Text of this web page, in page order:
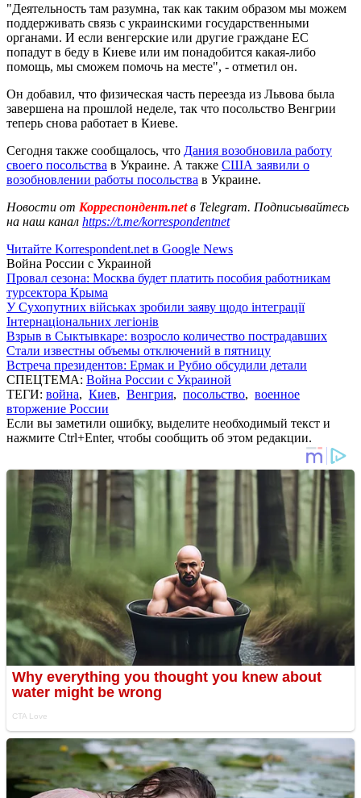
"Деятельность там разумна, так как таким образом мы можем
поддерживать связь с украинскими государственными
органами. И если венгерские или другие граждане ЕС
попадут в беду в Киеве или им понадобится какая-либо
помощь, мы сможем помочь на месте", - отметил он.
Он добавил, что физическая часть переезда из Львова была
завершена на прошлой неделе, так что посольство Венгрии
теперь снова работает в Киеве.
Сегодня также сообщалось, что Дания возобновила работу
своего посольства в Украине. А также США заявили о
возобновлении работы посольства в Украине.
Новости от Корреспондент.netв Telegram. Подписывайтесь
на наш канал https://t.me/korrespondentnet
Читайте Korrespondent.net в Google News
Война России с Украиной
Провал сезона: Москва будет платить пособия работникам
турсектора Крыма
У Сухопутних військах зробили заяву щодо інтеграції
Інтернаціональних легіонів
Взрыв в Сыктывкаре: возросло количество пострадавших
Стали известны объемы отключений в пятницу
Встреча президентов: Ермак и Рубио обсудили детали
СПЕЦТЕМА: Война России с Украиной
ТЕГИ: война, Киев, Венгрия, посольство, военное
вторжение России
Если вы заметили ошибку, выделите необходимый текст и
нажмите Ctrl+Enter, чтобы сообщить об этом редакции.